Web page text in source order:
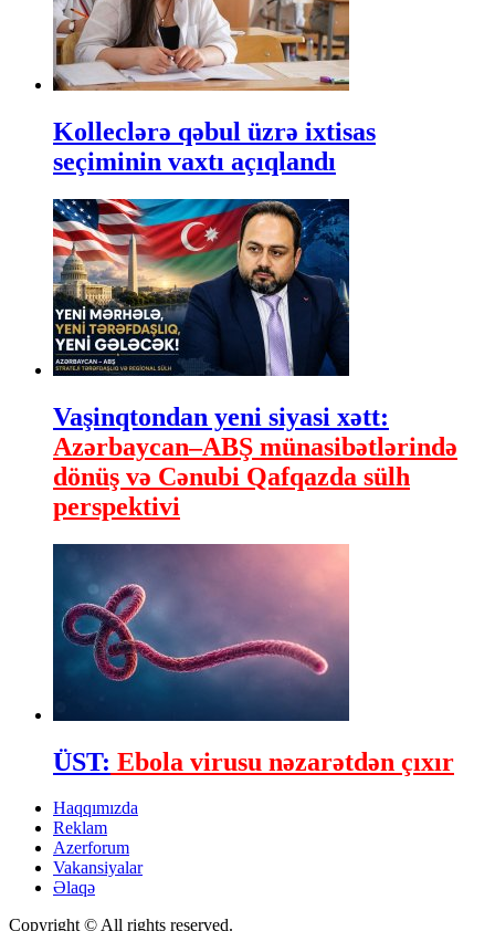
Kolleclərə qəbul üzrə ixtisas
seçiminin vaxtı açıqlandı
Vaşinqtondan yeni siyasi xətt:
Azərbaycan–ABŞ münasibətlərində
dönüş və Cənubi Qafqazda sülh
perspektivi
ÜST: Ebola virusu nəzarətdən çıxır
Haqqımızda
Reklam
Azerforum
Vakansiyalar
Əlaqə
Copyright © All rights reserved.